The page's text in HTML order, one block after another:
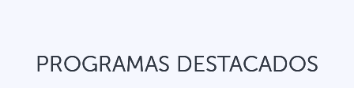
PROGRAMAS DESTACADOS